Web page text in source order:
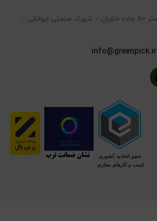
آدرس کارخانه: کیلومتر 50 جاده خاوران – شهرک صنعتی ایوانکی –
info@greenpick.ir